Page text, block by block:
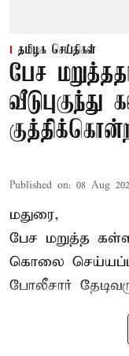
தமிழக செய்திகள்
பேச
Published on: 08 Aug
மதுரை,
பேச மறுத்த
கொலை
போலீசார்